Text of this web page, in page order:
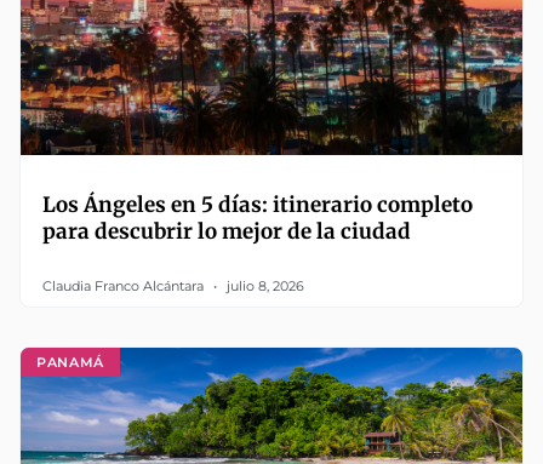
Los Ángeles en 5 días: itinerario completo
para descubrir lo mejor de la ciudad
Claudia Franco Alcántara julio 8, 2026
PANAMÁ